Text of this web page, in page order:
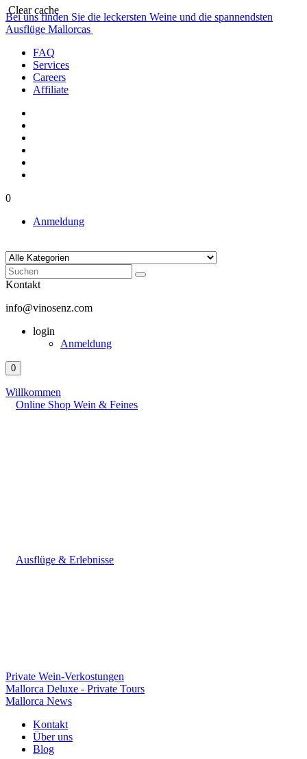
Bei uns finden Sie die leckersten Weine und die spannendsten
Ausflüge Mallorcas
FAQ
Services
Careers
Affiliate
0
Anmeldung
Kontakt
info@vinosenz.com
login
Anmeldung
0
Willkommen
Online Shop Wein & Feines
Ausflüge & Erlebnisse
Private Wein-Verkostungen
Mallorca Deluxe - Private Tours
Mallorca News
Kontakt
Über uns
Blog
Clear cache